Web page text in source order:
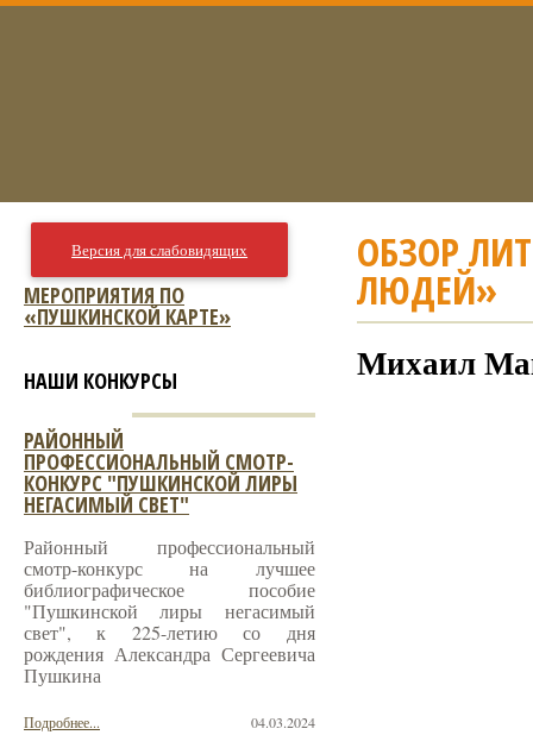
ОБЗОР
ЛЮДЕЙ»
Михаил
Версия для слабовидящих
МЕРОПРИЯТИЯ ПО
«ПУШКИНСКОЙ КАРТЕ»
НАШИ КОНКУРСЫ
РАЙОННЫЙ
ПРОФЕССИОНАЛЬНЫЙ СМОТР-
КОНКУРС "ПУШКИНСКОЙ ЛИРЫ
НЕГАСИМЫЙ СВЕТ"
Районный профессиональный
смотр-конкурс на лучшее
библиографическое пособие
"Пушкинской лиры негасимый
свет", к 225-летию со дня
рождения Александра Сергеевича
Пушкина
04.03.2024
Подробнее...